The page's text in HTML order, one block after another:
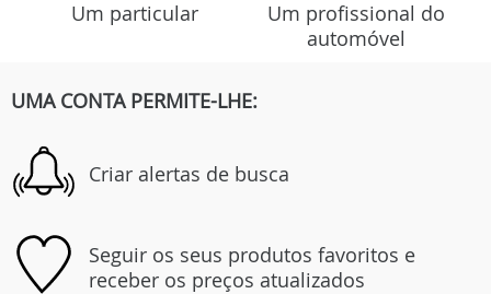
Um particular
Um profissional do
automóvel
UMA CONTA PERMITE-LHE:
Criar alertas de busca
Seguir os seus produtos favoritos e
receber os preços atualizados